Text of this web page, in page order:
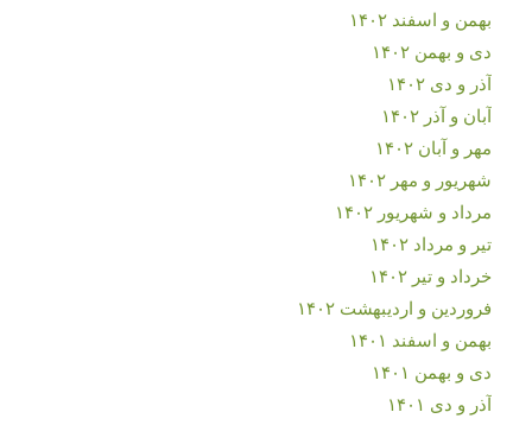
بهمن و اسفند ۱۴۰۲
دی و بهمن ۱۴۰۲
آذر و دی ۱۴۰۲
آبان و آذر ۱۴۰۲
مهر و آبان ۱۴۰۲
شهریور و مهر ۱۴۰۲
مرداد و شهریور ۱۴۰۲
تیر و مرداد ۱۴۰۲
خرداد و تیر ۱۴۰۲
فروردین و اردیبهشت ۱۴۰۲
بهمن و اسفند ۱۴۰۱
دی و بهمن ۱۴۰۱
آذر و دی ۱۴۰۱